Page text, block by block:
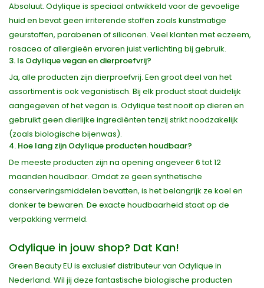
Absoluut. Odylique is speciaal ontwikkeld voor de gevoelige
huid en bevat geen irriterende stoffen zoals kunstmatige
geurstoffen, parabenen of siliconen. Veel klanten met eczeem,
rosacea of allergieën ervaren juist verlichting bij gebruik.
3. Is Odylique vegan en dierproefvrij?
Ja, alle producten zijn dierproefvrij. Een groot deel van het
assortiment is ook veganistisch. Bij elk product staat duidelijk
aangegeven of het vegan is. Odylique test nooit op dieren en
gebruikt geen dierlijke ingrediënten tenzij strikt noodzakelijk
(zoals biologische bijenwas).
4. Hoe lang zijn Odylique producten houdbaar?
De meeste producten zijn na opening ongeveer 6 tot 12
maanden houdbaar. Omdat ze geen synthetische
conserveringsmiddelen bevatten, is het belangrijk ze koel en
donker te bewaren. De exacte houdbaarheid staat op de
verpakking vermeld.
Odylique in jouw shop? Dat Kan!
Green Beauty EU is exclusief distributeur van Odylique in
Nederland. Wil jij deze fantastische biologische producten